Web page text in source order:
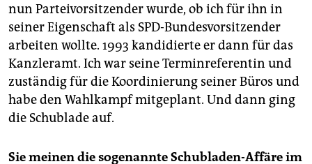
nun Parteivorsitzender wurde, ob ich für ihn in
seiner Eigenschaft als SPD-Bundesvorsitzender
arbeiten wollte. 1993 kandidierte er dann für das
Kanzleramt. Ich war seine Terminreferentin und
zuständig für die Koordinierung seiner Büros und
habe den Wahlkampf mitgeplant. Und dann ging
die Schublade auf.
Sie meinen die sogenannte Schubladen-Affäre im